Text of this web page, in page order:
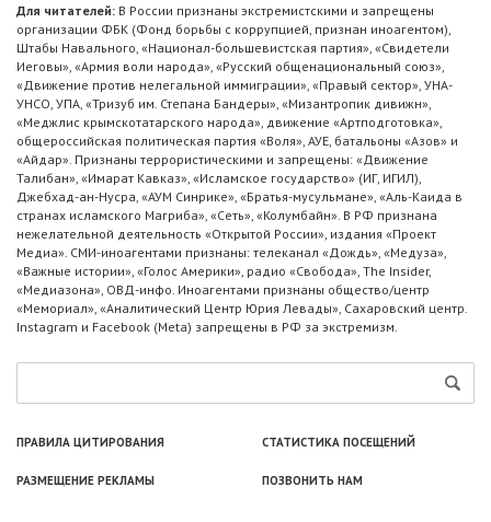
Для читателей: В России признаны экстремистскими и запрещены
организации ФБК (Фонд борьбы с коррупцией, признан иноагентом),
Штабы Навального, «Национал-большевистская партия», «Свидетели
Иеговы», «Армия воли народа», «Русский общенациональный союз»,
«Движение против нелегальной иммиграции», «Правый сектор», УНА-
УНСО, УПА, «Тризуб им. Степана Бандеры», «Мизантропик дивижн»,
«Меджлис крымскотатарского народа», движение «Артподготовка»,
общероссийская политическая партия «Воля», АУЕ, батальоны «Азов» и
«Айдар». Признаны террористическими и запрещены: «Движение
Талибан», «Имарат Кавказ», «Исламское государство» (ИГ, ИГИЛ),
Джебхад-ан-Нусра, «АУМ Синрике», «Братья-мусульмане», «Аль-Каида в
странах исламского Магриба», «Сеть», «Колумбайн». В РФ признана
нежелательной деятельность «Открытой России», издания «Проект
Медиа». СМИ-иноагентами признаны: телеканал «Дождь», «Медуза»,
«Важные истории», «Голос Америки», радио «Свобода», The Insider,
«Медиазона», ОВД-инфо. Иноагентами признаны общество/центр
«Мемориал», «Аналитический Центр Юрия Левады», Сахаровский центр.
Instagram и Facebook (Metа) запрещены в РФ за экстремизм.
ПРАВИЛА ЦИТИРОВАНИЯ СТАТИСТИКА ПОСЕЩЕНИЙ
РАЗМЕЩЕНИЕ РЕКЛАМЫ ПОЗВОНИТЬ НАМ